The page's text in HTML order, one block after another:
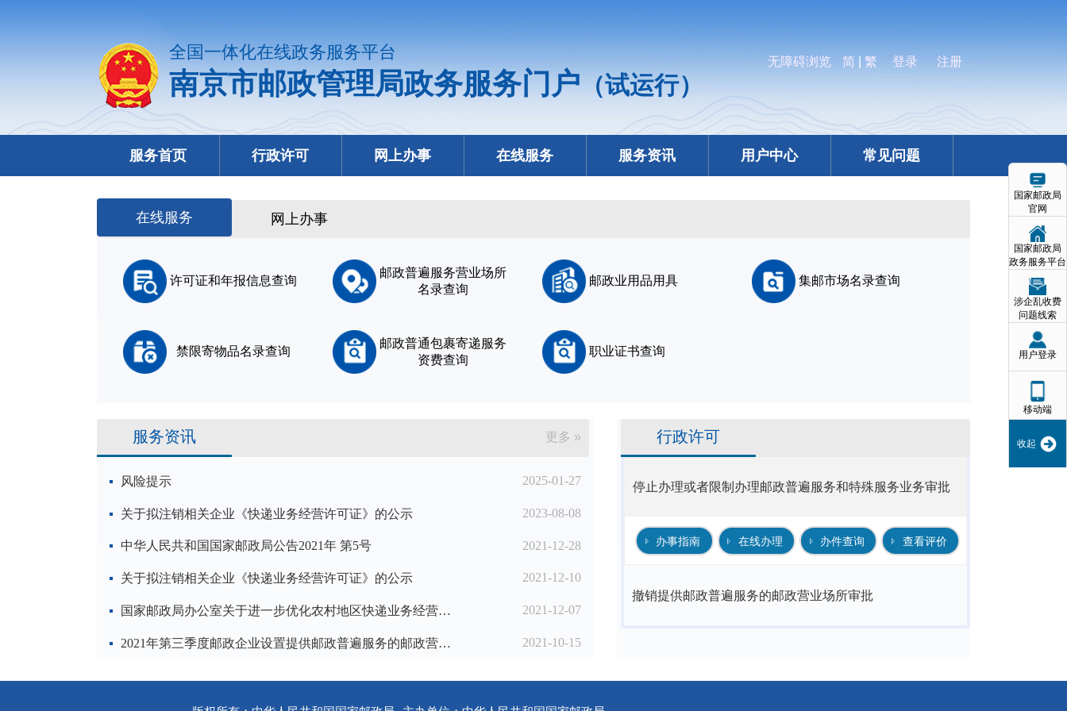
国家邮政局
官网
国家邮政局
政务服务平台
涉企乱收费
问题线索
用户登录
移动端
收起
全国一体化在线政务服务平台
南京市邮政管理局政务服务门户（试运行）
无障碍浏览 简 繁 登录 注册
服务首页 行政许可 网上办事 在线服务 服务资讯 用户中心 常见问题
在线服务 网上办事
许可证和年报信息查询
邮政普遍服务营业场所
名录查询
邮政业用品用具 集邮市场名录查询
禁限寄物品名录查询
邮政普通包裹寄递服务
资费查询
职业证书查询
服务资讯 更多 »
风险提示 2025-01-27
关于拟注销相关企业《快递业务经营许可证》的公示 2023-08-08
中华人民共和国国家邮政局公告2021年 第5号 2021-12-28
关于拟注销相关企业《快递业务经营许可证》的公示 2021-12-10
国家邮政局办公室关于进一步优化农村地区快递业务经营许可工作的通知 2021-12-07
2021年第三季度邮政企业设置提供邮政普遍服务的邮政营业场所备案名单 2021-10-15
行政许可
停止办理或者限制办理邮政普遍服务和特殊服务业务审批
办事指南 在线办理 办件查询 查看评价
撤销提供邮政普遍服务的邮政营业场所审批